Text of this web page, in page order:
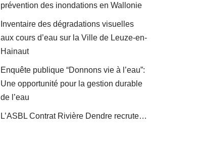
prévention des inondations en Wallonie
Inventaire des dégradations visuelles
aux cours d’eau sur la Ville de Leuze-en-
Hainaut
Enquête publique “Donnons vie à l’eau”:
Une opportunité pour la gestion durable
de l’eau
L’ASBL Contrat Rivière Dendre recrute…